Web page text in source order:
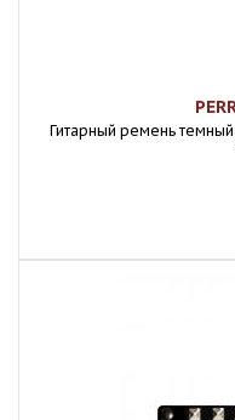
Гитарный ремень